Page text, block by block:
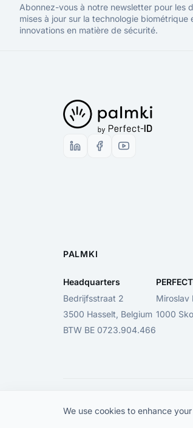
Abonnez-vous à notre newsletter pour les
mises à jour sur la technologie biométrique
innovations en matière de sécurité.
PALMKI
Headquarters
Bedrijfsstraat 2
3500 Hasselt, Belgium
BTW BE 0723.904.466
Miroslav
1000
We use cookies to enhance